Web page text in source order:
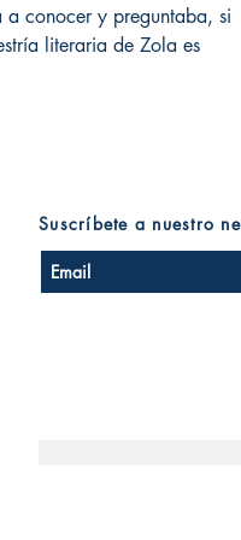
conocer y preguntaba, si
literaria de Zola es
Suscríbete a nuestro